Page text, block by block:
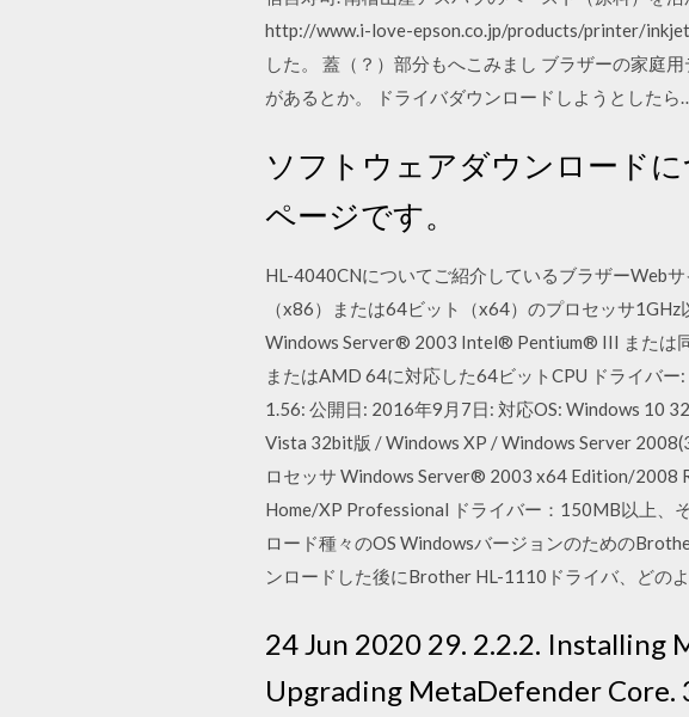
http://www.i-love-epson.co.jp/products/printer/
した。 蓋（？）部分もへこみまし ブラザーの家庭
があるとか。 ドライバダウンロードしようとしたら…
ソフトウェアダウンロード
ページです。
HL-4040CNについてご紹介しているブラザーWeb
（x86）または64ビット（x64）のプロセッサ
Windows Server® 2003 Intel® Pentium® III または
またはAMD 64に対応した64ビットCPU ドライバ
1.56: 公開日: 2016年9月7日: 対応OS: Windows 10
Vista 32bit版 / Windows XP / Windows Server
ロセッサ Windows Server® 2003 x64 Edition/2008
Home/XP Professional ドライバー：150MB以上、
ロード種々のOS Windowsバージョンのための
ンロードした後にBrother HL-1110ドライバ、どの
24 Jun 2020 29. 2.2.2. Installing
Upgrading MetaDefender